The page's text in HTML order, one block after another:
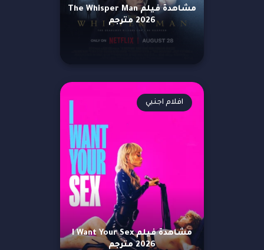
مشاهدة فيلم The Whisper Man
2026 مترجم
مشاهدة فيلم I Want Your Sex
2026 مترجم
افلام اجنبي